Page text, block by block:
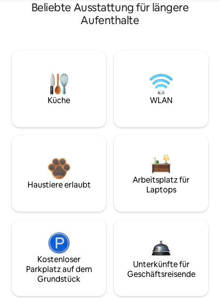
Beliebte Ausstattung für längere
Aufenthalte
Küche WLAN
Haustiere erlaubt
Arbeitsplatz für
Laptops
Kostenloser
Parkplatz auf dem
Grundstück
Unterkünfte für
Geschäftsreisende